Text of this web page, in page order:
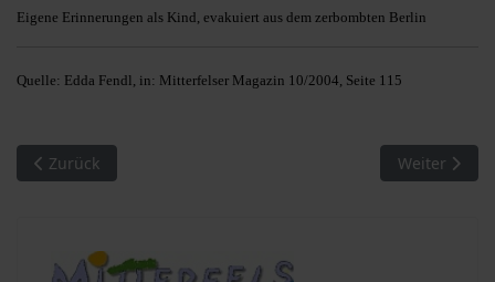
Eigene Erinnerungen als Kind, evakuiert aus dem zerbombten Berlin
Quelle: Edda Fendl, in: Mitterfelser Magazin 10/2004, Seite 115
Vorheriger Beitrag: Vor 100 Jahren: Der ungesühnte
Zurück Nächster
Weiter